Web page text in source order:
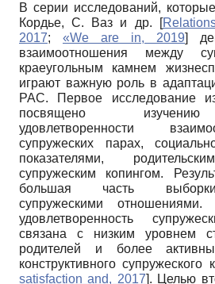
В серии исследований,
Кордье, С. Ваз и др.
[
2017; «We are in, 2019]
взаимоотношения между
краеугольным камнем
играют важную роль в
РАС. Первое исследование
посвящено изучению
удовлетворенности
супружеских парах,
показателями,
супружеским копингом.
большая часть выборки
супружескими
удовлетворенность
связана с низким уровнем
родителей и более
конструктивного супружеского
satisfaction and, 2017]. Целью